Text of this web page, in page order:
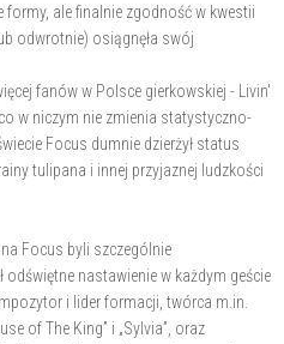
formy, ale finalnie zgodność w kwestii
odwrotnie) osiągnęła swój
fanów w Polsce gierkowskiej - Livin'
w niczym nie zmienia statystyczno-
Focus dumnie dzierżył status
tulipana i innej przyjaznej ludzkości
Focus byli szczególnie
nastawienie w każdym geście
i lider formacji, twórca m.in.
of The King” i „Sylvia”, oraz